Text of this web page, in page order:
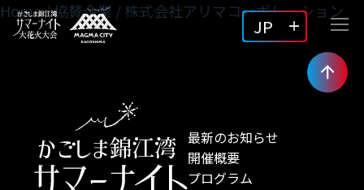
JP
Home/協賛企業 /株式会社アリマコーポレーション
最新のお知らせ
開催概要
プログラム